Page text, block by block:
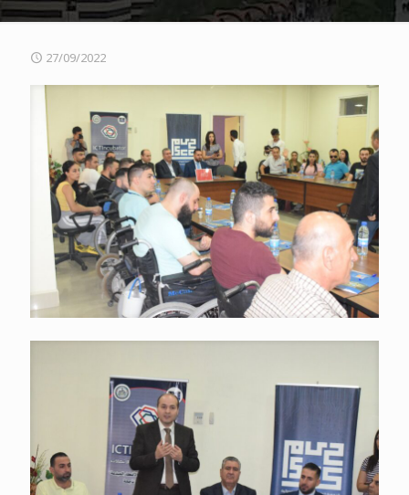
27/09/2022